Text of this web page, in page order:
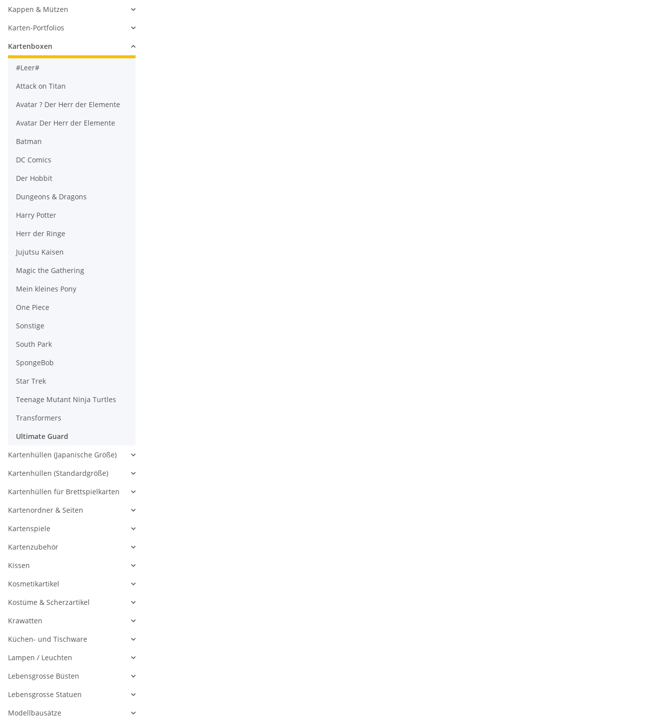
Kappen & Mützen
Karten-Portfolios
Kartenboxen
#Leer#
Attack on Titan
Avatar ? Der Herr der Elemente
Avatar Der Herr der Elemente
Batman
DC Comics
Der Hobbit
Dungeons & Dragons
Harry Potter
Herr der Ringe
Jujutsu Kaisen
Magic the Gathering
Mein kleines Pony
One Piece
Sonstige
South Park
SpongeBob
Star Trek
Teenage Mutant Ninja Turtles
Transformers
Ultimate Guard
Kartenhüllen (Japanische Größe)
Kartenhüllen (Standardgröße)
Kartenhüllen für Brettspielkarten
Kartenordner & Seiten
Kartenspiele
Kartenzubehör
Kissen
Kosmetikartikel
Kostüme & Scherzartikel
Krawatten
Küchen- und Tischware
Lampen / Leuchten
Lebensgrosse Büsten
Lebensgrosse Statuen
Modellbausätze